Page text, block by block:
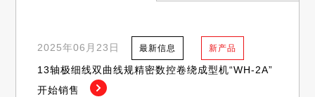
2025年06月23日 最新信息 新产品
13轴极细线双曲线规精密数控卷绕成型机“WH-2A”
开始销售